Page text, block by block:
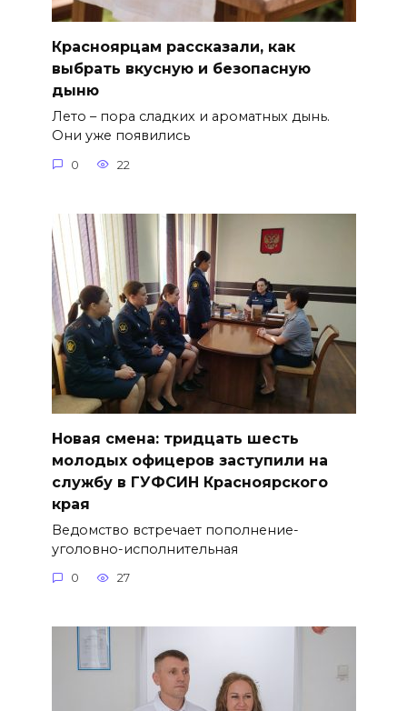
Красноярцам рассказали, как
выбрать вкусную и безопасную
дыню
Лето – пора сладких и ароматных дынь.
Они уже появились
0 22
Новая смена: тридцать шесть
молодых офицеров заступили на
службу в ГУФСИН Красноярского
края
Ведомство встречает пополнение-
уголовно-исполнительная
0 27